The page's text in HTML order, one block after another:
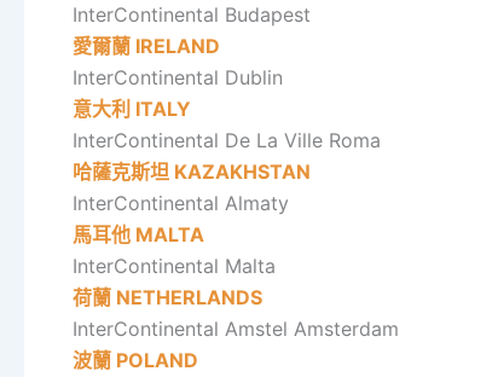
InterContinental Budapest
愛爾蘭 IRELAND
InterContinental Dublin
意大利 ITALY
InterContinental De La Ville Roma
哈薩克斯坦 KAZAKHSTAN
InterContinental Almaty
馬耳他 MALTA
InterContinental Malta
荷蘭 NETHERLANDS
InterContinental Amstel Amsterdam
波蘭 POLAND